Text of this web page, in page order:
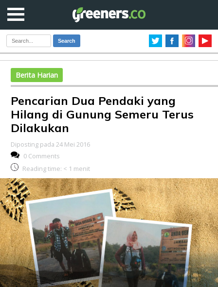
Search
Berita Harian
Pencarian Dua Pendaki yang
Hilang di Gunung Semeru Terus
Dilakukan
Diposting pada 24 Mei 2016
0 Comments
Reading time: < 1 menit